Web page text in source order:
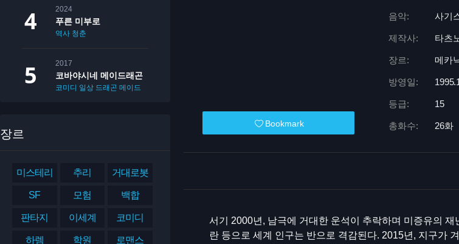
2024
푸른 미부로
역사 청춘
2017
코바야시네 메이드래곤
코미디 일상 드래곤 메이드
장르
미스테리 추리 거대로봇
SF 모험 백합
판타지 이세계 코미디
하렘 학원 로맨스
Bookmark
음악: 사기
제작사: 타츠
장르: 메카
방영일:
등급: 15
총화수: 26화
서기 2000년, 남극에 거대한 운석이 추락하며 미증유의
란 등으로 세계 인구는 반으로 격감된다. 2015년, 지구가